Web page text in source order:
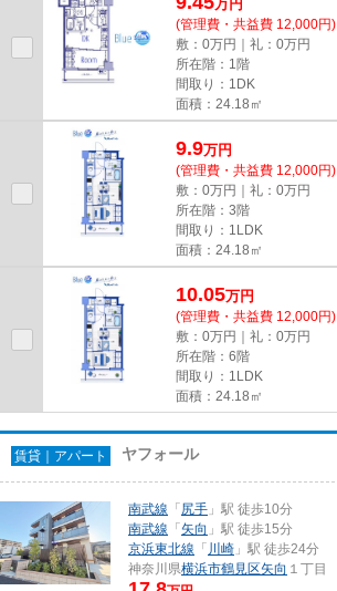
万円
(管理費・共益費 12,000円)
敷：0万円｜礼：0万円
所在階：1階
間取り：1DK
面積：24.18㎡
9.9万円
(管理費・共益費 12,000円)
敷：0万円｜礼：0万円
所在階：3階
間取り：1LDK
面積：24.18㎡
10.05万円
(管理費・共益費 12,000円)
敷：0万円｜礼：0万円
所在階：6階
間取り：1LDK
面積：24.18㎡
賃貸｜アパート ヤフォール
南武線 「 尻手 」駅 徒歩10分
南武線 「 矢向 」駅 徒歩15分
京浜東北線 「 川崎 」駅 徒歩24分
神奈川県横浜市鶴見区矢向 １丁目